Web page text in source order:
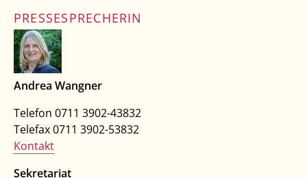
PRESSESPRECHERIN
Andrea Wangner
Telefon 0711 3902-43832
Telefax 0711 3902-53832
Kontakt
Sekretariat